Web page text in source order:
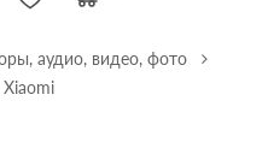
аудио, видео, фото